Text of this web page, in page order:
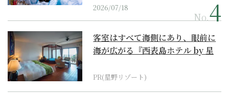
2026/07/18
No.
客室はすべて海側にあり、眼前に
海が広がる『西表島ホテル by 星
PR(星野リゾート)